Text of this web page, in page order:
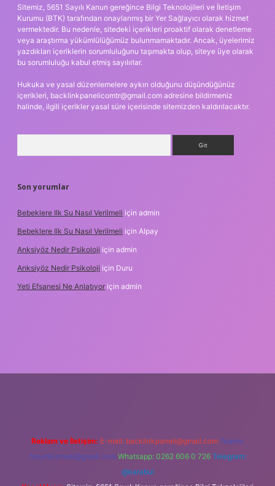
Sitemiz, 5651 Sayılı Kanun gereğince Bilgi Teknolojileri ve İletişim
Kurumu (BTK) tarafından onaylanmış bir Yer Sağlayıcı olarak hizmet
vermektedir. Bu nedenle, sitedeki içerikleri proaktif olarak denetleme
veya araştırma yükümlülüğümüz bulunmamaktadır. Ancak, üyelerimiz
yazdıkları içeriklerin sorumluluğunu taşımakta olup, siteye üye olarak
bu sorumluluğu kabul etmiş sayılırlar.
Hukuka ve yasal düzenlemelere aykırı olduğunu düşündüğünüz
içerikleri, backlinkpanelicomtr@gmail.com adresine bildirmeniz
halinde, ilgili içerikler yasal süre içerisinde sitemizden kaldırılacaktır.
Son yorumlar
Bebeklere Ilk Su Nasıl Verilmeli için admin
Bebeklere Ilk Su Nasıl Verilmeli için Alpay
Anksiyöz Nedir Psikoloji için admin
Anksiyöz Nedir Psikoloji için Duru
Yeti Efsanesi Ne Anlatıyor için admin
Reklam ve İletişim: E-mail: backlinkpaneli@gmail.com Teams:
forumhizmeti@gmail.com Whatsapp: 0262 606 0 726 Telegram:
@karabul